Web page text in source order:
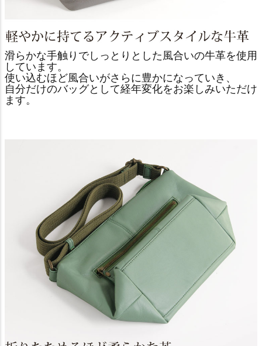
滑らかな手触りでしっとりとした風合いの牛革を使用
しています。
使い込むほど風合いがさらに豊かになっていき、
自分だけのバッグとして経年変化をお楽しみいただけ
ます。